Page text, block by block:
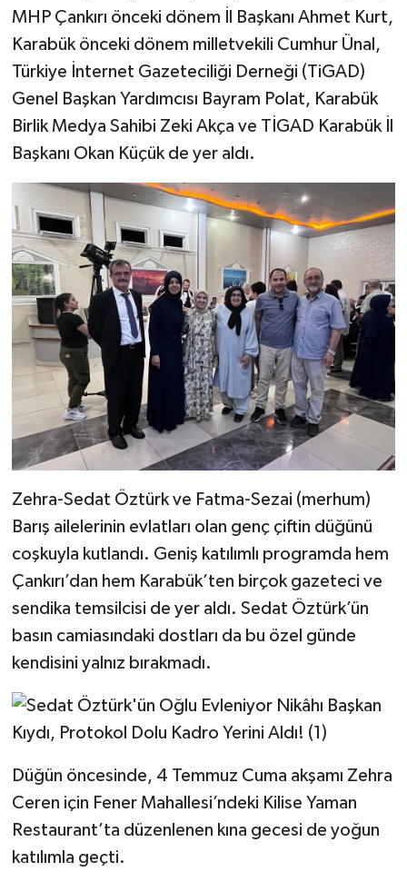
MHP Çankırı önceki dönem İl Başkanı Ahmet Kurt,
Karabük önceki dönem milletvekili Cumhur Ünal,
Türkiye İnternet Gazeteciliği Derneği (TiGAD)
Genel Başkan Yardımcısı Bayram Polat, Karabük
Birlik Medya Sahibi Zeki Akça ve TİGAD Karabük İl
Başkanı Okan Küçük de yer aldı.
Zehra-Sedat Öztürk ve Fatma-Sezai (merhum)
Barış ailelerinin evlatları olan genç çiftin düğünü
coşkuyla kutlandı. Geniş katılımlı programda hem
Çankırı’dan hem Karabük’ten birçok gazeteci ve
sendika temsilcisi de yer aldı. Sedat Öztürk’ün
basın camiasındaki dostları da bu özel günde
kendisini yalnız bırakmadı.
Düğün öncesinde, 4 Temmuz Cuma akşamı Zehra
Ceren için Fener Mahallesi’ndeki Kilise Yaman
Restaurant’ta düzenlenen kına gecesi de yoğun
katılımla geçti.